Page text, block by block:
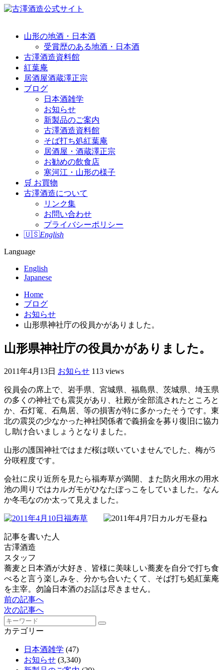
山形の地酒・日本酒
受賞歴のある地酒・日本酒
古澤酒造資料館
紅葉庵
居酒屋酒蔵澤正宗
ブログ
日本酒雑学
お知らせ
新製品のご案内
古澤酒造資料館
そば打ち処紅葉庵
居酒屋・酒蔵澤正宗
お勧めの飲食店
寒河江・山形の様子
🛒 お買物
古澤酒造について
リンク集
お問い合わせ
プライバシーポリシー
🇺🇸English
Language
English
Japanese
Home
ブログ
お知らせ
山形県神社庁の役員かがありました。
山形県神社庁の役員かがありました。
2011年4月13日 お知らせ 113 views
役員会の席上で、岩手県、宮城県、福島県、茨城県、埼玉県
の多くの神社でも震災があり、社殿が全部流されたところと
か、石灯篭、石鳥居、等の損害が特に多かったそうです。東
北の震災の少なかった神社関係者で義捐金を募り復旧に協力
し助け合いましょうとなりました。
山形の護国神社ではまだ桜は咲いていませんでした、梅が5
分咲程度です。
会社に戻り近所を見たら福寿草が満開、また防火用水の用水
池の周りではカルガモがひなたぼっこをしていました。なん
か冬毛なのか太って見えました。
記事を書いた人
古澤酒造
スタッフ
蕎麦と日本酒が大好き、皆様に美味しい蕎麦を自分で打ち食
べると言う楽しみを、分かち合いたくて、そば打ち処紅葉庵
を主宰。勿論日本酒のお話は尽きません。
前の記事へ
次の記事へ
カテゴリー
日本酒雑学 (47)
お知らせ (3,340)